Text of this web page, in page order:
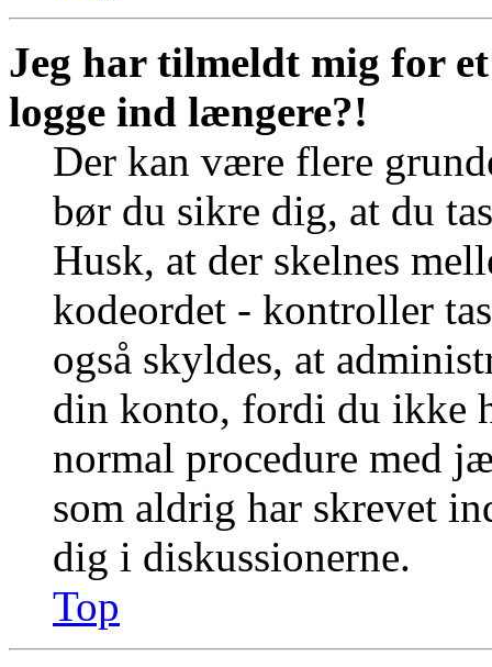
Jeg har tilmeldt mig for
logge ind længere?!
Der kan være flere
bør du sikre dig, at du
Husk, at der skelnes
kodeordet - kontroller
også skyldes, at
din konto, fordi du ikke
normal procedure med
som aldrig har skrevet
dig i diskussionerne.
Top